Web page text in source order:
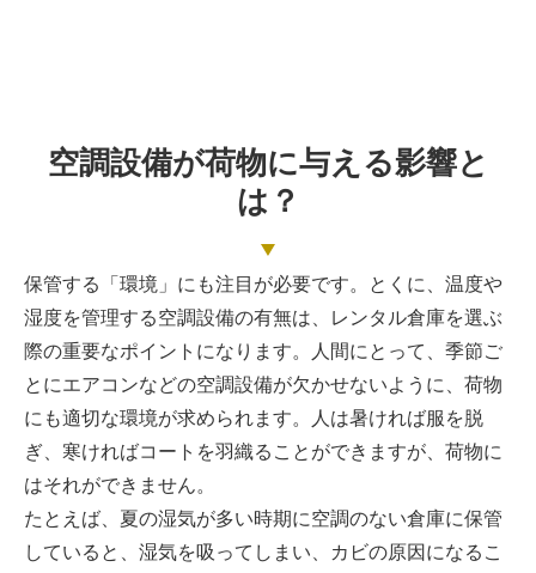
空調設備が荷物に与える影響と
は？
保管する「環境」にも注目が必要です。とくに、温度や
湿度を管理する空調設備の有無は、レンタル倉庫を選ぶ
際の重要なポイントになります。人間にとって、季節ご
とにエアコンなどの空調設備が欠かせないように、荷物
にも適切な環境が求められます。人は暑ければ服を脱
ぎ、寒ければコートを羽織ることができますが、荷物に
はそれができません。
たとえば、夏の湿気が多い時期に空調のない倉庫に保管
していると、湿気を吸ってしまい、カビの原因になるこ